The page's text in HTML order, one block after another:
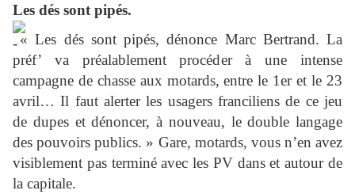
Les dés sont pipés.
« Les dés sont pipés, dénonce Marc Bertrand. La
préf’ va préalablement procéder à une intense
campagne de chasse aux motards, entre le 1er et le 23
avril… Il faut alerter les usagers franciliens de ce jeu
de dupes et dénoncer, à nouveau, le double langage
des pouvoirs publics. » Gare, motards, vous n’en avez
visiblement pas terminé avec les PV dans et autour de
la capitale.